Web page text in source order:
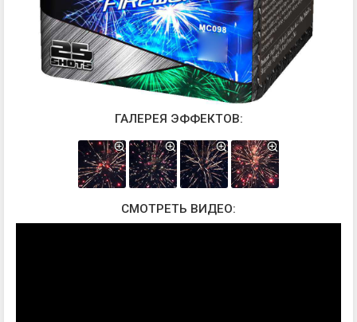
ГАЛЕРЕЯ ЭФФЕКТОВ:
СМОТРЕТЬ ВИДЕО: